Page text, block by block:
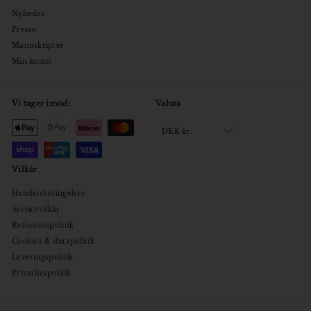
Nyheder
Presse
Manuskripter
Min konto
Vi tager imod: Valuta
DKK kr.
Vilkår
Handelsbetingelser
Servicevilkår
Refusionspolitik
Cookies & datapolitik
Leveringspolitik
Privatlivspolitik